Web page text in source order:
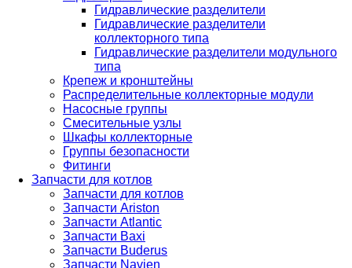
Гидравлические разделители
Гидравлические разделители
коллекторного типа
Гидравлические разделители модульного
типа
Крепеж и кронштейны
Распределительные коллекторные модули
Насосные группы
Смесительные узлы
Шкафы коллекторные
Группы безопасности
Фитинги
Запчасти для котлов
Запчасти для котлов
Запчасти Ariston
Запчасти Atlantic
Запчасти Baxi
Запчасти Buderus
Запчасти Navien